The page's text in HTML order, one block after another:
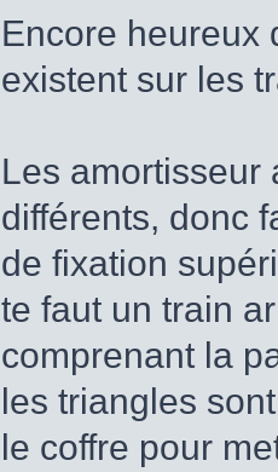
Encore heureux
existent sur les
Les amortisseur
différents, donc
de fixation
te faut un train
comprenant la
les triangles
le coffre pour